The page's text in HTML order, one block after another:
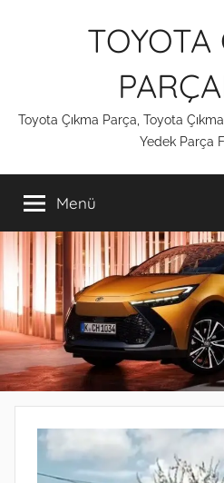
TOYOTA
Toyota Çıkma Parça, Toyota
Yedek Parça
Menü